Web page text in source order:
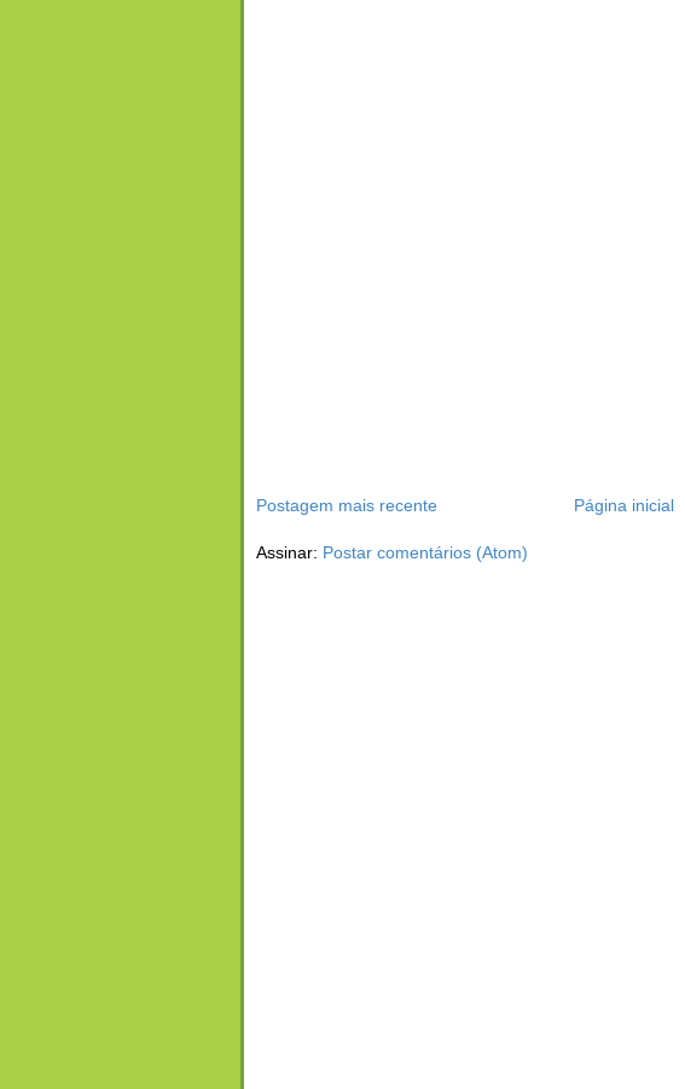
Postagem mais recente Página inicial
Assinar: Postar comentários (Atom)